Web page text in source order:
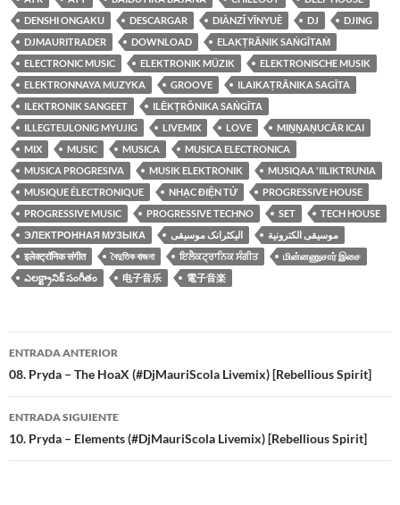
DENSHI ONGAKU
DESCARGAR DIÀNZǏ YĪNYUÈ DJ
DJING
DJMAURITRADER
DOWNLOAD
ELAKṬRĀNIK SAṄGĪTAṀ
ELECTRONIC MUSIC
ELEKTRONIK MÜZIK
ELEKTRONISCHE MUSIK
ELEKTRONNAYA MUZYKA
GROOVE
ILAIKAṬRĀNIKA SAGĪTA
ILEKTRONIK SANGEET
ILĒKṬRŎNIKA SAṄGĪTA
ILLEGTEULONIG MYUJIG
LIVEMIX LOVE
MIṈṈAṆUCĀR ICAI
MIX
MUSIC MUSICA
MUSICA ELECTRONICA
MUSICA PROGRESIVA
MUSIK ELEKTRONIK
MUSIQAA 'IILIKTRUNIA
MUSIQUE ÉLECTRONIQUE
NHẠC ĐIỆN TỬ
PROGRESSIVE HOUSE
PROGRESSIVE MUSIC
PROGRESSIVE TECHNO SET
TECH HOUSE
ЭЛЕКТРОННАЯ МУЗЫКА
الیکٹرانک موسیقی
موسيقى الكترونية
इलेक्ट्रॉनिक संगीत
বৈদুতিক বাজনা ਇਲੈਕਟ੍ਰਾਨਿਕ ਸੰਗੀਤ
மின்னணுசார் இசை
ఎలక్ట్రానిక్ సంగీతం
电子音乐 電子音楽
Navegación
de
entradas
ENTRADA ANTERIOR
08. Pryda – The HoaX (#DjMauriScola Livemix) [Rebellious Spirit]
ENTRADA SIGUIENTE
10. Pryda – Elements (#DjMauriScola Livemix) [Rebellious Spirit]